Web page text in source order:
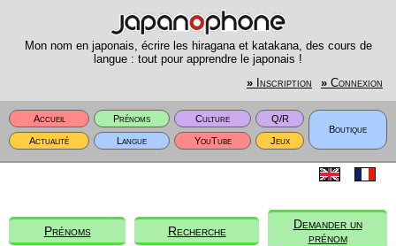
Mon nom en japonais, écrire les hiragana et katakana, des cours de
langue : tout pour apprendre le japonais !
» Inscription » Connexion
Accueil Prénoms Culture
Q/R
Boutique
Actualité
Langue YouTube Jeux
Prénoms Recherche
Demander un
prénom